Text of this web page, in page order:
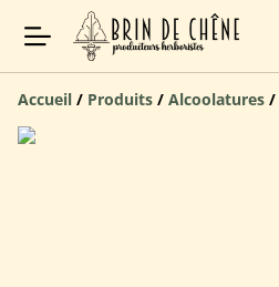
Accueil / Produits / Alcoolatures /